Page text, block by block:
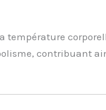
température
contribuant